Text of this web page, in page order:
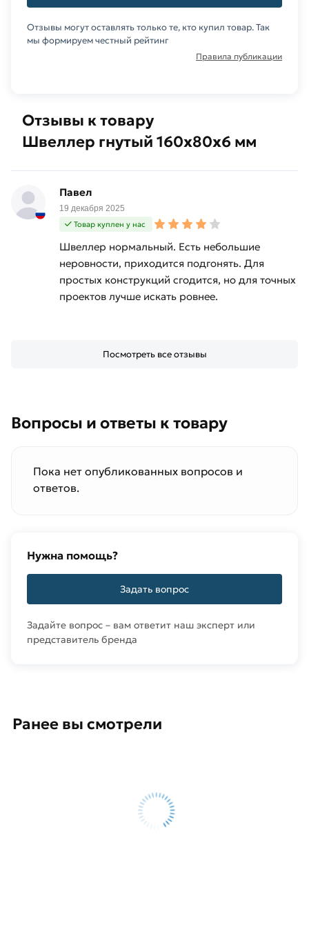
создания
изделий
различной
мышкой«Добавить в корзину»
«Быстрый заказ»
позвонив по контактам указанным на сайте.
гнутый 160х80х6 мм из категории
гнутый
действительны в Москве и области. Наши
профессиональные менеджеры обработают
заказ и свяжутся с Вами для согласования
условий доставки или самовывоза.
Данний товар от производителя Северсталь
сертифицирован, соответствует всем
Отзывы к товару
Швеллер гнутый 160х80х6 мм
Павел
19 декабря 2025
Товар куплен у нас
Швеллер нормальный. Есть небольшие
неровности, приходится подгонять. Для
простых конструкций сгодится, но для точных
проектов лучше искать ровнее.
Посмотреть все отзывы
Отзывы могут оставлять только те, кто купил товар. Так
мы формируем честный рейтинг
Правила публикации
Вопросы и ответы к товару
Пока нет опубликованных вопросов и
ответов.
Нужна помощь?
Задать вопрос
Задайте вопрос – вам ответит наш эксперт или
представитель бренда
Ранее вы смотрели